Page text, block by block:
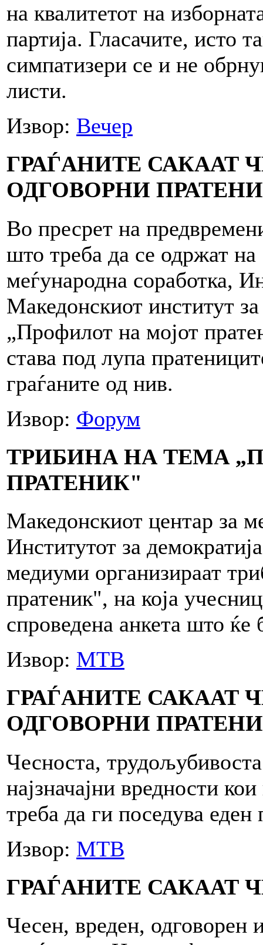
на квалитетот на
партија. Гласачите, исто
симпатизери се и не
листи.
Извор: Вечер
ГРАЃАНИТЕ САКААТ
ОДГОВОРНИ
Во пресрет на
што треба да се одржат
меѓународна соработка,
Македонскиот институт
„Профилот на мојот
става под лупа
граѓаните од нив.
Извор: Форум
ТРИБИНА НА ТЕМА
ПРАТЕНИК"
Македонскиот центар за
Институтот за
медиуми организираат
пратеник", на која
спроведена анкета што ќе
Извор: МТВ
ГРАЃАНИТЕ САКААТ
ОДГОВОРНИ
Чесноста,
најзначајни вредности
треба да ги поседува еден
Извор: МТВ
ГРАЃАНИТЕ САКААТ
Чесен, вреден, одговорен